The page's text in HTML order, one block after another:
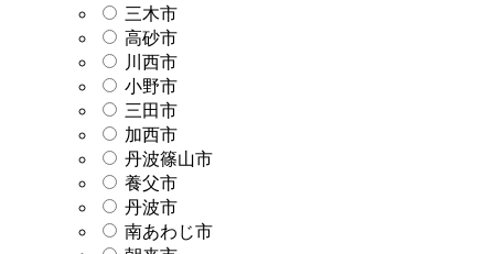
三木市
高砂市
川西市
小野市
三田市
加西市
丹波篠山市
養父市
丹波市
南あわじ市